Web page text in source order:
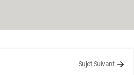
Sujet Suivant